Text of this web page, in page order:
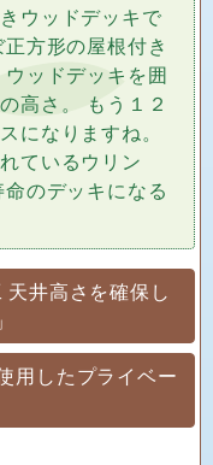
ウッドデッキで
方形の屋根付き
ッドデッキを囲
高さ。 もう１２
になりますね。
ているウリン
のデッキになる
井高さを確保し
用したプライベー